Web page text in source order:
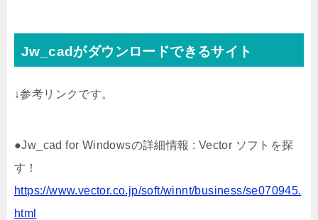
Jw_cadがダウンロードできるサイト
↓参考リンクです。
●Jw_cad for Windowsの詳細情報 : Vector ソフトを探
す！
https://www.vector.co.jp/soft/winnt/business/se070945.
html